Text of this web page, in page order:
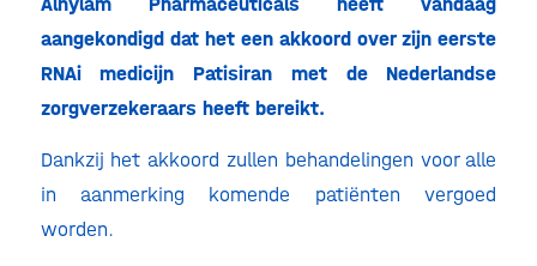
aangekondigd dat het een akkoord over zijn eerste
RNAi medicijn Patisiran met de Nederlandse
zorgverzekeraars heeft bereikt.
Dankzij het akkoord zullen behandelingen voor alle
in aanmerking komende patiënten vergoed
worden.